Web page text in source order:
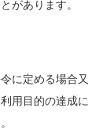
があります。
に定める場合又
用目的の達成に